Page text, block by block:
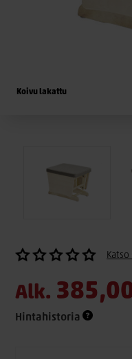
Koivu lakattu
Alk.
Hintahistoria